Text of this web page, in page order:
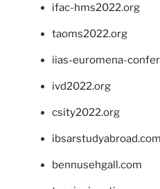
ifac-hms2022.org
taoms2022.org
iias-euromena-
ivd2022.org
csity2022.org
ibsarstudyabroad.com
bennusehgall.com